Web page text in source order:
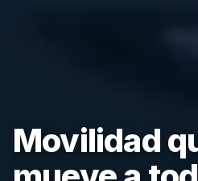
Movilidad